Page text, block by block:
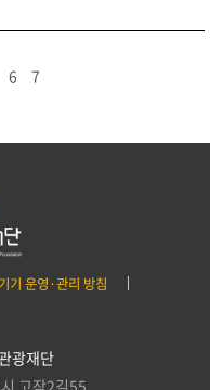
6 7
기 운영·관리 방침
광재단
고잠2길55